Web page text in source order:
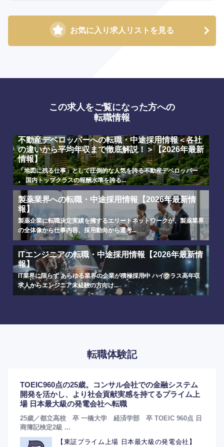
お気に入り求人リストを見る
選択する
選択する
選択する
選択する
この求人をご覧になった方への
転職情報
不動産デベロッパーへの転職・中途採用情報＜各社
の違いから平均年収まで徹底解説！＞【2026年最新
情報】
「地図に残る仕事」として圧倒的な人気を誇る不動産デベロッパー
。 国内トップクラスの報酬水準を誇る...
製薬業界への転職・中途採用情報【2026年最新情
報】
製薬企業に転職決定実績を擁するエリートネットワークが、製薬業界
の全体像から仕事内容、採用動向から選考...
ITエンジニアの転職・中途採用情報【2026年最新情
報】
IT業界に限らず あらゆる業界の企業が積極採用中 ハイクラス高年収
求人からエンジニア未経験の方向け...
転職体験記
TOEIC960点の25歳。コンサル会社での金融システム
開発を活かし、より社会貢献実感を持てるプライム上
場 日本最大級の発電会社へ転職
25歳／都立高校 卒 一橋大学 経済学部 卒 TOEIC 960点 日
商簿記検定2級 ...
【東証プライム上場 日本最大級の発電会社】